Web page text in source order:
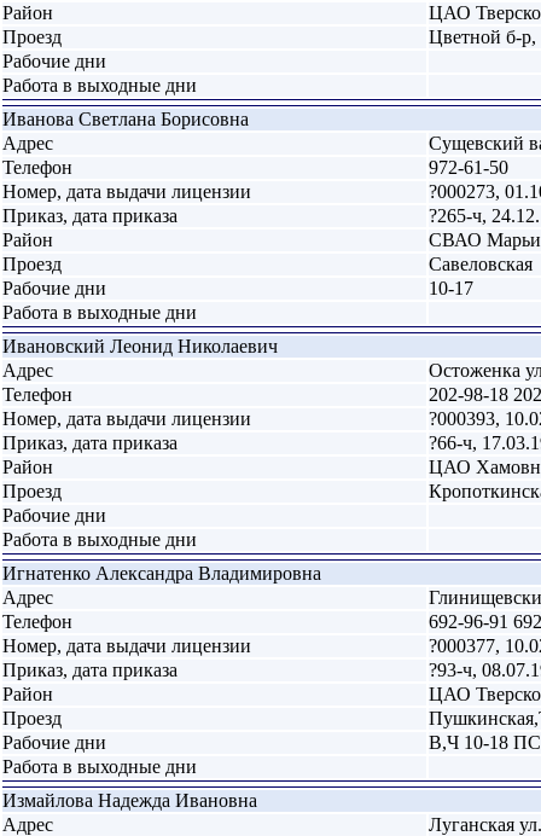
Район
ЦАО
Проезд
Цветной б-р,
Рабочие дни
Работа в выходные дни
Иванова Светлана Борисовна
Адрес
Сущевский
Телефон
972-61-50
Номер, дата выдачи лицензии
?000273,
Приказ, дата приказа
?265-ч,
Район
СВАО
Проезд
Савеловская
Рабочие дни
10-17
Работа в выходные дни
Ивановский Леонид Николаевич
Адрес
Остоженка
Телефон
202-98-18
Номер, дата выдачи лицензии
?000393,
Приказ, дата приказа
?66-ч,
Район
ЦАО
Проезд
Рабочие дни
Работа в выходные дни
Игнатенко Александра Владимировна
Адрес
Телефон
692-96-91
Номер, дата выдачи лицензии
?000377,
Приказ, дата приказа
?93-ч,
Район
ЦАО
Проезд
Рабочие дни
В,Ч 10-18
Работа в выходные дни
Измайлова Надежда Ивановна
Адрес
Луганская